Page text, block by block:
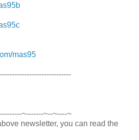
mas95
~-------~--~----~
newsletter, you can read the